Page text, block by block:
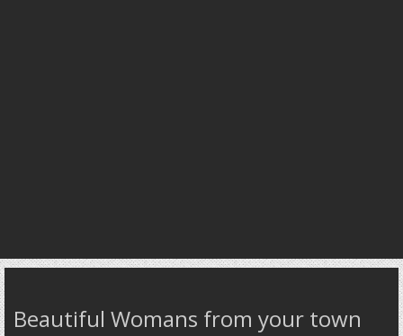
Beautiful Womans from your town